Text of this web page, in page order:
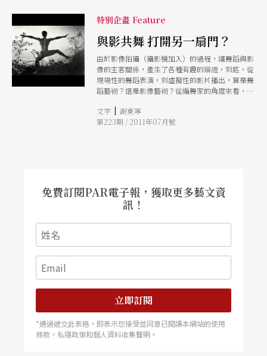
特別企畫 Feature
與影共舞 打開另一扇門？
由於影像拍攝（攝影機加入）的過程，讓舞蹈與影
像的主客關係，產生了各種有趣的辯證，到底，從
現場性的舞蹈表演，到虛擬性的影片播出，算是舞
蹈藝術？還是影像藝術？從編舞家的角度來看，從
是螢幕上的舞蹈？還是舞蹈創造出的螢幕？其中最
值得玩味的，還是編舞家本身對於影像的態度。
文字 | 謝東寧
第223期 / 2011年07月號
免費訂閱PAR電子報，獲取更多藝文資
訊！
立即訂閱
*通過遞交此表格，即表示您接受並同意已閱讀本網站的使用
條款，私隱政策和個人資料收集聲明。